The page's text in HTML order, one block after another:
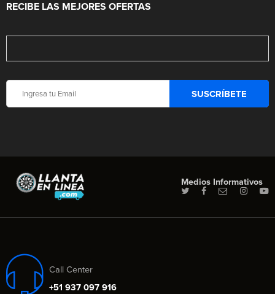
RECIBE LAS MEJORES OFERTAS
Medios Informativos
Call Center
+51 937 097 916